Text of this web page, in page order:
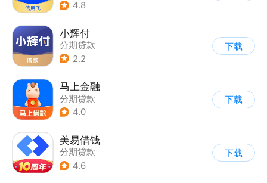
4.8
小辉付
分期贷款
2.2
下载
马上金融
分期贷款
4.0
下载
美易借钱
分期贷款
4.6
下载